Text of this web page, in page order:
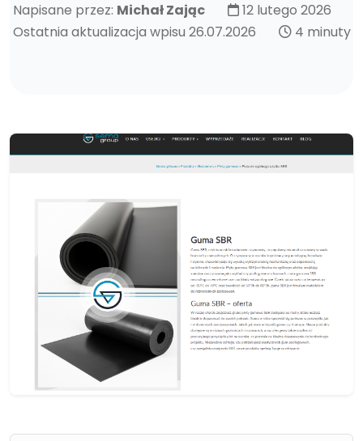
Napisane przez: Michał Zając
12 lutego 2026
Ostatnia aktualizacja wpisu 26.07.2026
4 minuty